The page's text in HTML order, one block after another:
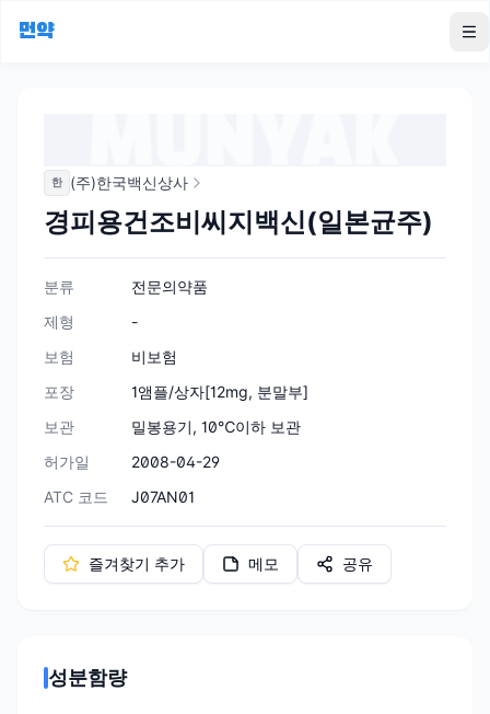
먼약
한 (주)한국백신상사
경피용건조비씨지백신(일본균주)
분류
전문의약품
제형
-
보험
비보험
포장
1앰플/상자[12mg, 분말부]
보관
밀봉용기, 10℃이하 보관
허가일
2008-04-29
ATC 코드
J07AN01
즐겨찾기 추가 메모 공유
성분함량